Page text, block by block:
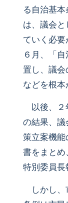
る自治基
は、議会
ていく必
６月、「
置し、議会
などを根本
以後、２
の結果、議
策立案機能
書をまとめ
特別委員長
しかし、